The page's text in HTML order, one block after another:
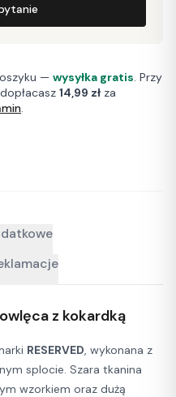
— wysyłka gratis. Przy
14,99 zł za
.
z kokardką
RESERVED, wykonana z
splocie. Szara tkanina
wzorkiem oraz dużą